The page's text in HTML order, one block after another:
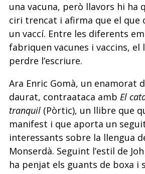
una vacuna, però llavors hi ha
ciri trencat i afirma que el que
un vaccí. Entre les diferents
fabriquen vacunes i vaccins, el
perdre l’escriure.
Ara Enric Gomà, un enamorat
daurat, contraataca amb El
tranquil (Pòrtic), un llibre que
manifest i que aporta un
interessants sobre la llengua
Monserdà. Seguint l’estil de
ha penjat els guants de boxa i